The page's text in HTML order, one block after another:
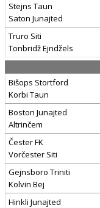
Stejns Taun
Saton Junajted
Truro Siti
Tonbridž Ejndžels
Bišops Stortford
Korbi Taun
Boston Junajted
Altrinčem
Čester FK
Vorčester Siti
Gejnsboro Triniti
Kolvin Bej
Hinkli Junajted